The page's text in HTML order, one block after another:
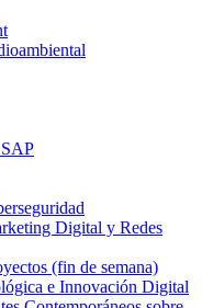
Digital y Redes
(fin de semana)
e Innovación Digital